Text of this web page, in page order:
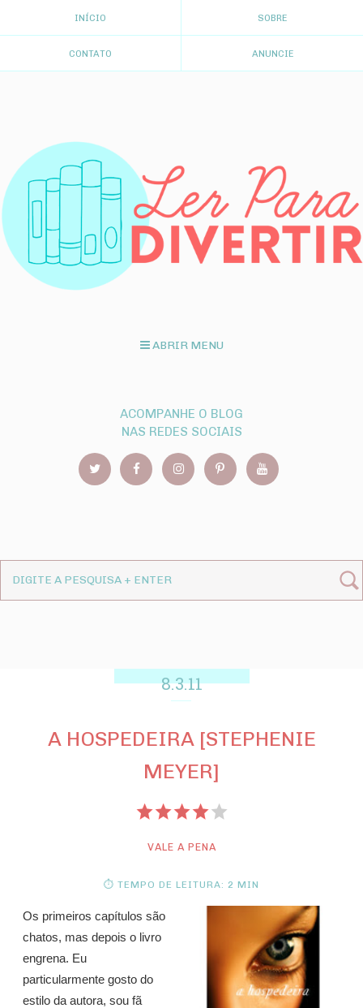
INÍCIO SOBRE
CONTATO ANUNCIE
ABRIR MENU
ACOMPANHE O BLOG
NAS REDES SOCIAIS
8.3.11
A HOSPEDEIRA [STEPHENIE
MEYER]
VALE A PENA
⏱ TEMPO DE LEITURA: 2 MIN
Os primeiros capítulos são
chatos, mas depois o livro
engrena. Eu
particularmente gosto do
estilo da autora, sou fã